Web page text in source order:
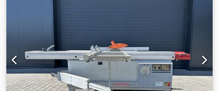
3200 mm Bloqueo del carro Tope excéntrico Extensiones
de mesa Altura de la mesa: 875 mm Tope paralelo: 120
mm Regla de 3170 mm con 2 topes Boca de aspiración de
125 mm de diámetro Protector de hoja Interruptor de
seguridad Alimentación: 400 V Potencia total: 6,5 kW
Cedpfxjmiii Sj Aprerf Dimensiones de la máquina:
Longitud: 3450 mm Ancho: 3500 mm Altura: 1300 mm